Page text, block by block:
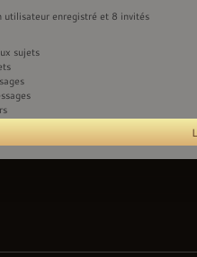
utilisateur enregistré et 8 invités
sujets